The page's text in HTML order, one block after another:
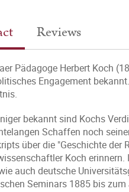
Reviews
Pädagoge Herbert Koch
Engagement
bekannt sind Kochs
Schaffen noch
über die "Geschichte der
Koch
auch deutsche
Seminars 1885 bis